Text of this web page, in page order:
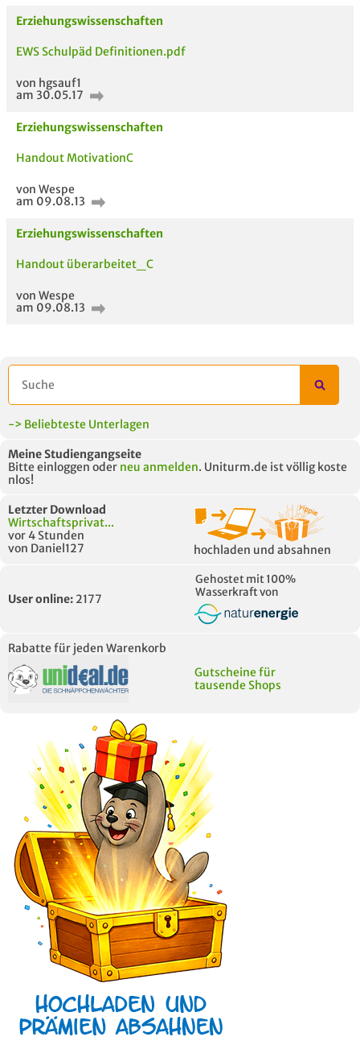
Erziehungswissenschaften
EWS Schulpäd Definitionen.pdf
von hgsauf1
am 30.05.17
Erziehungswissenschaften
Handout MotivationC
von Wespe
am 09.08.13
Erziehungswissenschaften
Handout überarbeitet_C
von Wespe
am 09.08.13
-> Beliebteste Unterlagen
Meine Studiengangseite
Bitte einloggen oder neu anmelden. Uniturm.de ist völlig koste
nlos!
Letzter Download
Wirtschaftsprivat...
vor 4 Stunden
von Daniel127
hochladen und absahnen
User online: 2177
Gehostet mit 100%
Wasserkraft von
Rabatte für jeden Warenkorb
Gutscheine für
tausende Shops